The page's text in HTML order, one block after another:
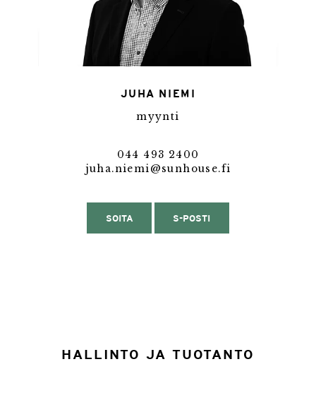
JUHA NIEMI
myynti
044 493 2400
juha.niemi@sunhouse.fi
SOITA S-POSTI
HALLINTO JA TUOTANTO